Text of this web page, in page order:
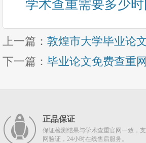
学术查重需要多少
上一篇： 敦煌市大学毕业论
下一篇： 毕业论文免费查重
正品保证
保证检测结果与学术查重官网一致，
网验证，24小时在线售后服务。